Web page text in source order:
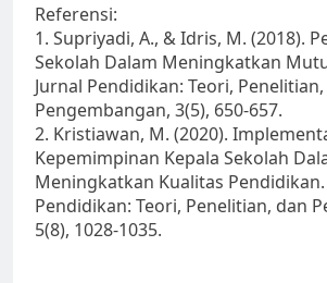
Referensi:
1. Supriyadi, A., & Idris, M. (2018).
Sekolah Dalam Meningkatkan
Jurnal Pendidikan: Teori,
Pengembangan, 3(5), 650-657.
2. Kristiawan, M. (2020).
Kepemimpinan Kepala Sekolah
Meningkatkan Kualitas Pendidikan.
Pendidikan: Teori, Penelitian, dan
5(8), 1028-1035.